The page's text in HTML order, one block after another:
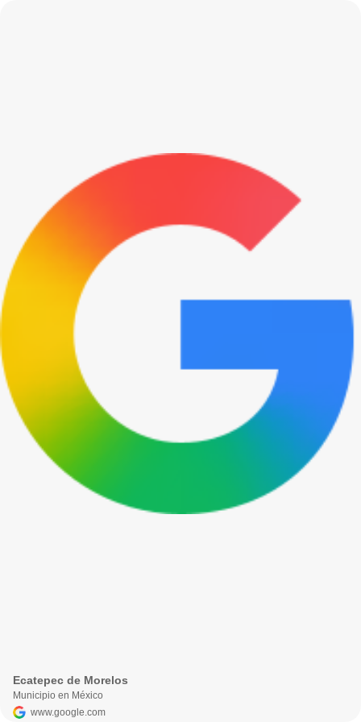
Ecatepec de Morelos
Municipio en México
www.google.com